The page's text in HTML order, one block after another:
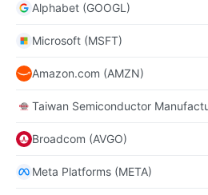
Alphabet (GOOGL)
Microsoft (MSFT)
Amazon.com (AMZN)
Taiwan Semiconductor
Broadcom (AVGO)
Meta Platforms (META)